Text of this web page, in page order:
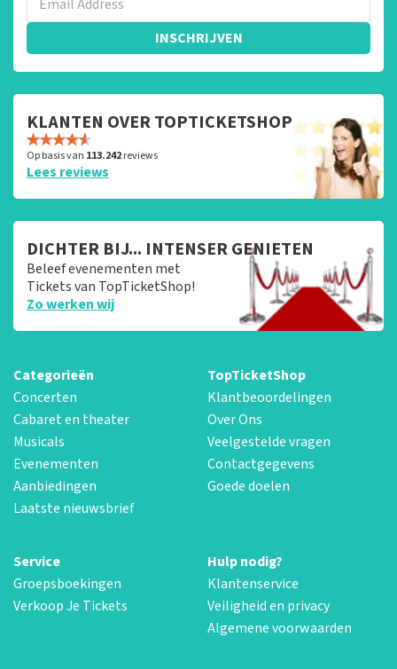
INSCHRIJVEN
KLANTEN OVER TOPTICKETSHOP
Op basis van 113.242reviews
Lees reviews
DICHTER BIJ... INTENSER GENIETEN
Beleef evenementen met
Tickets van TopTicketShop!
Zo werken wij
Categorieën
Concerten
Cabaret en theater
Musicals
Evenementen
Aanbiedingen
Laatste nieuwsbrief
TopTicketShop
Klantbeoordelingen
Over Ons
Veelgestelde vragen
Contactgegevens
Goede doelen
Service
Groepsboekingen
Verkoop Je Tickets
Hulp nodig?
Klantenservice
Veiligheid en privacy
Algemene voorwaarden